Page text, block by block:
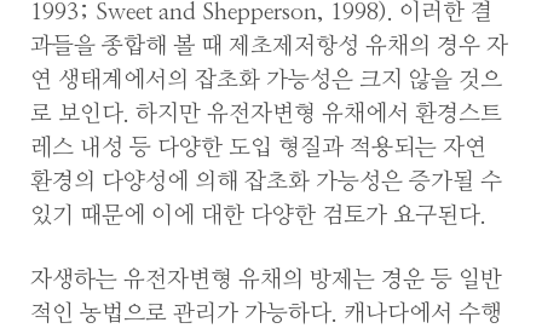
1993; Sweet and Shepperson, 1998). 이러한 결
과들을 종합해 볼 때 제초제저항성 유채의 경우 자
연 생태계에서의 잡초화 가능성은 크지 않을 것으
로 보인다. 하지만 유전자변형 유채에서 환경스트
레스 내성 등 다양한 도입 형질과 적용되는 자연
환경의 다양성에 의해 잡초화 가능성은 증가될 수
있기 때문에 이에 대한 다양한 검토가 요구된다.
자생하는 유전자변형 유채의 방제는 경운 등 일반
적인 농법으로 관리가 가능하다. 캐나다에서 수행